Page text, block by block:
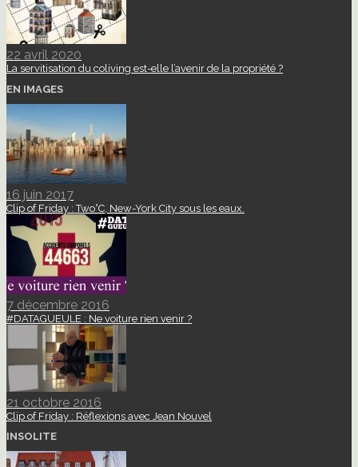
22 avril 2020
La servitisation du coliving est-elle l’avenir de la propriété ?
EN IMAGES
16 juin 2017
Clip of Friday : Two°C, New-York City sous les eaux.
7 décembre 2016
#DATAGUEULE : Ne voiture rien venir ?
21 octobre 2016
Clip of Friday : Réflexions avec Jean Nouvel
INSOLITE